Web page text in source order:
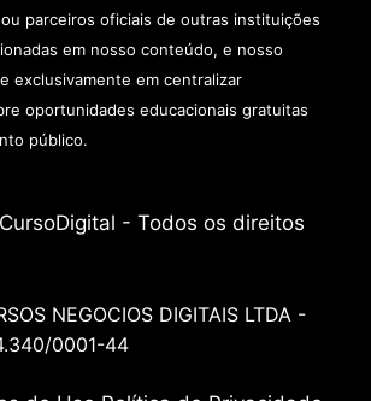
parceiros oficiais de outras instituições
em nosso conteúdo, e nosso
exclusivamente em centralizar
oportunidades educacionais gratuitas
público.
- Todos os direitos
NEGOCIOS DIGITAIS LTDA -
0001-44